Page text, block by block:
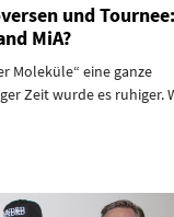
und Tournee:
MiA?
Moleküle“ eine ganze
Zeit wurde es ruhiger.